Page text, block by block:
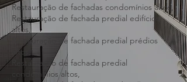
Restauração de fachadas edifícios altos,
Restauração de fachadas prédios altos,
Restauração de fachadas condomínios altos,
Restauração de fachada predial edifícios
altos,
Restauração de fachada predial prédios
altos,